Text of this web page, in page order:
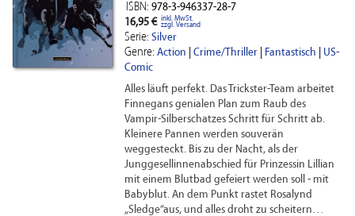
ISBN: 978-3-946337-28-7
16,95 € inkl. MwSt.
zzgl. Versand
Serie: Silver
Genre: Action Crime/Thriller| Fantastisch
US-
Comic
Alles läuft perfekt. Das Trickster-Team arbeitet
Finnegans genialen Plan zum Raub des
Vampir-Silberschatzes Schritt für Schritt ab.
Kleinere Pannen werden souverän
weggesteckt. Bis zu der Nacht, als der
Junggesellinnenabschied für Prinzessin Lillian
mit einem Blutbad gefeiert werden soll - mit
Babyblut. An dem Punkt rastet Rosalynd
„Sledge“aus, und alles droht zu scheitern…